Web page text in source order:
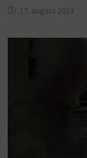
17. august 2023